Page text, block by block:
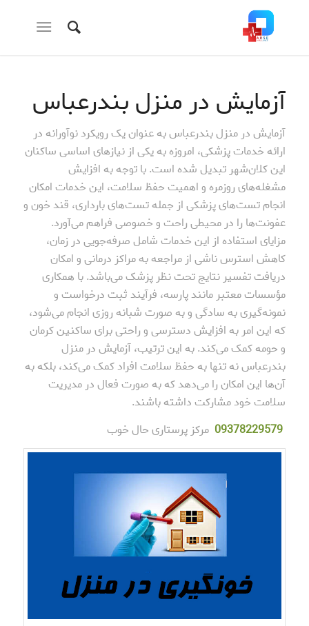
آزمایش در منزل بندرعباس
آزمایش در منزل بندرعباس به عنوان یک رویکرد نوآورانه در
ارائه خدمات پزشکی، امروزه به یکی از نیازهای اساسی ساکنان
این کلان‌شهر تبدیل شده است. با توجه به افزایش
مشغله‌های روزمره و اهمیت حفظ سلامت، این خدمات امکان
انجام تست‌های پزشکی از جمله تست‌های بارداری، قند خون و
عفونت‌ها را در محیطی راحت و خصوصی فراهم می‌آورد.
مزایای استفاده از این خدمات شامل صرفه‌جویی در زمان،
کاهش استرس ناشی از مراجعه به مراکز درمانی و امکان
دریافت تفسیر نتایج تحت نظر پزشک می‌باشد. با همکاری
مؤسسات معتبر مانند پارسه، فرآیند ثبت درخواست و
نمونه‌گیری به سادگی و به صورت شبانه روزی انجام می‌شود،
که این امر به افزایش دسترسی و راحتی برای ساکنین کرمان
و حومه کمک می‌کند. به این ترتیب، آزمایش در منزل
بندرعباس نه تنها به حفظ سلامت افراد کمک می‌کند، بلکه به
آن‌ها این امکان را می‌دهد که به صورت فعال در مدیریت
سلامت خود مشارکت داشته باشند.
09378229579 مرکز پرستاری حال خوب